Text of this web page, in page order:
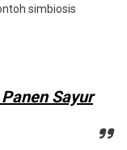
simbiosis
Sayur